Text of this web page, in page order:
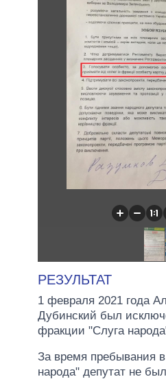
РЕЗУЛЬТАТ
1 февраля 2021 года
Дубинский был
фракции "Слуга
За время пребывания
народа" депутат не